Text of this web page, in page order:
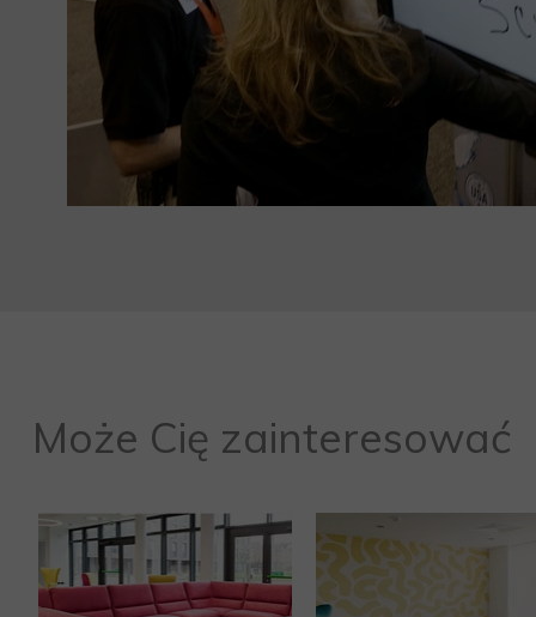
Może Cię zainteresować